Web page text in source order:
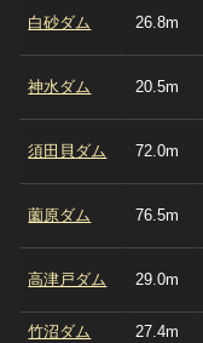
白砂ダム 26.8m
神水ダム 20.5m
須田貝ダム 72.0m
薗原ダム 76.5m
高津戸ダム 29.0m
竹沼ダム 27.4m